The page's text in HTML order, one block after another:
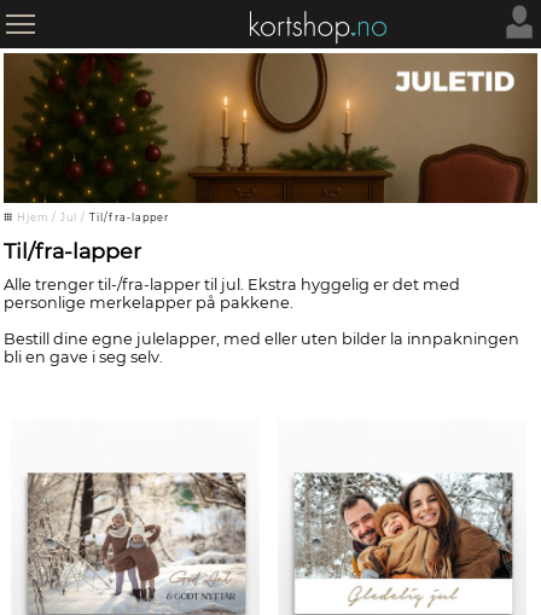
Hjem / Jul / Til/fra-lapper
Til/fra-lapper
Alle trenger til-/fra-lapper til jul. Ekstra hyggelig er det med
personlige merkelapper på pakkene.
Bestill dine egne julelapper, med eller uten bilder la innpakningen
bli en gave i seg selv.